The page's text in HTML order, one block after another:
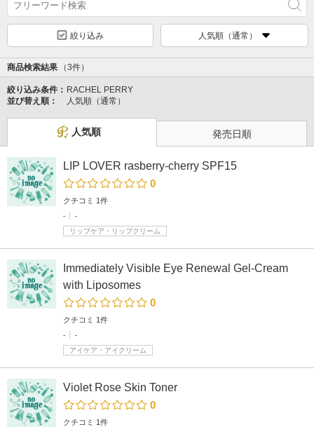
絞り込み 人気順（通常）
商品検索結果 （3件）
絞り込み条件： RACHEL PERRY
並び替え順：
人気順（通常）
人気順 発売日順
LIP LOVER rasberry-cherry SPF15
0
クチコミ 1件
-
-
リップケア・リップクリーム
Immediately Visible Eye Renewal Gel-Cream
with Liposomes
0
クチコミ 1件
-
-
アイケア・アイクリーム
Violet Rose Skin Toner
0
クチコミ 1件